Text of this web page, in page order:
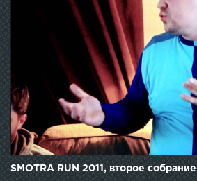
SMOTRA RUN 2011, второе собрание